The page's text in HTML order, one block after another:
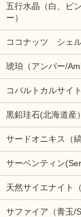
五行水晶（白、ピ
ー）
ココナッツ シェル
琥珀（アンバー/
コバルトカルサイ
黒鉛珪石(北海道産）
サードオニキス（
サーベンティン
天然サイエナイト
サファイア（青玉/